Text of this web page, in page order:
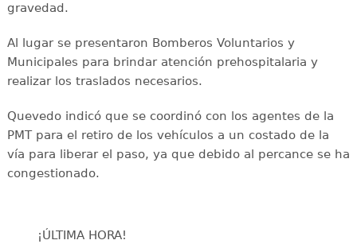
gravedad.
Al lugar se presentaron Bomberos Voluntarios y
Municipales para brindar atención prehospitalaria y
realizar los traslados necesarios.
Quevedo indicó que se coordinó con los agentes de la
PMT para el retiro de los vehículos a un costado de la
vía para liberar el paso, ya que debido al percance se ha
congestionado.
¡ÚLTIMA HORA!